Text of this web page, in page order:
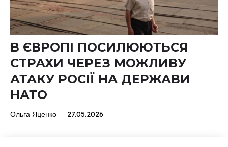
В ЄВРОПІ ПОСИЛЮЮТЬСЯ
СТРАХИ ЧЕРЕЗ МОЖЛИВУ
АТАКУ РОСІЇ НА ДЕРЖАВИ
НАТО
Ольга Яценко 27.05.2026